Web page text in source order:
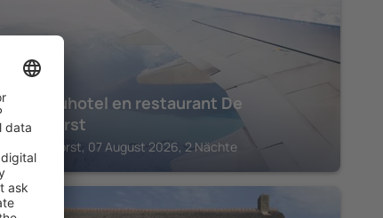
Châteauhotel en restaurant De
Havixhorst
De Schiphorst, 07 August 2026, 2 Nächte
DIEVER